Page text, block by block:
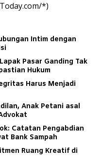
*)
Intim dengan
Pasar Ganding Tak
Hukum
Harus Menjadi
Anak Petani asal
Catatan Pengabdian
Bank Sampah
Ruang Kreatif di